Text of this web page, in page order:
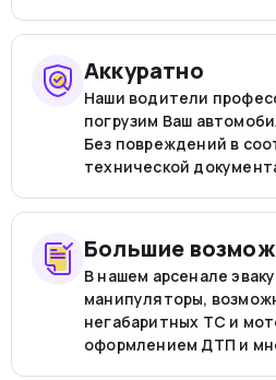
Аккуратно
Наши водители
погрузим Ваш
Без повреждений в
технической
Большие
В нашем арсенале
манипуляторы,
негабаритных ТС и
оформлением ДТП и